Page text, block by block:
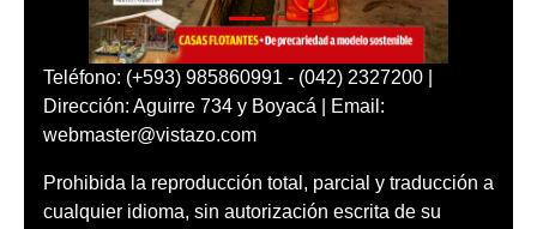
Teléfono: (+593) 985860991 - (042) 2327200 |
Dirección: Aguirre 734 y Boyacá | Email:
webmaster@vistazo.com
Prohibida la reproducción total, parcial y traducción a
cualquier idioma, sin autorización escrita de su